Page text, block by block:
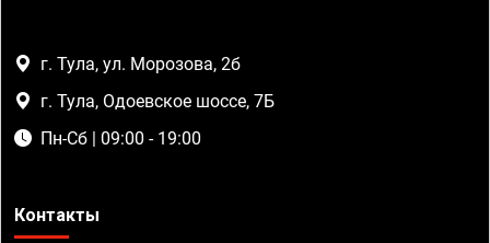
г. Тула, ул. Морозова, 2б
г. Тула, Одоевское шоссе, 7Б
Пн-Сб | 09:00 - 19:00
Контакты